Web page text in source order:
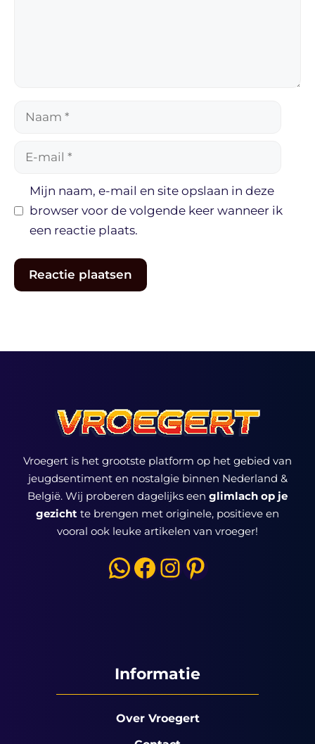
Naam
Mijn naam, e-mail en site opslaan in deze
browser voor de volgende keer wanneer ik
een reactie plaats.
Vroegert is het grootste platform op het gebied van
jeugdsentiment en nostalgie binnen Nederland &
België. Wij proberen dagelijks een glimlach op je
gezicht te brengen met originele, positieve en
vooral ook leuke artikelen van vroeger!
WhatsApp
Facebook
Instagram
Pinterest
Informatie
Over Vroegert